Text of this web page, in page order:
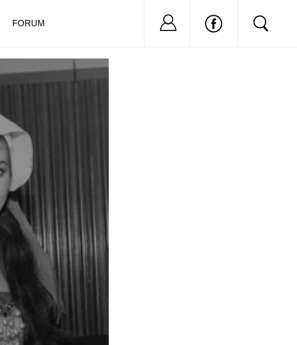
FORUM Nu ai cont?